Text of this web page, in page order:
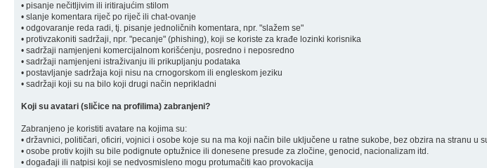
• pisanje nečitljivim ili iritirajućim stilom
• slanje komentara riječ po riječ ili chat-ovanje
• odgovaranje reda radi, tj. pisanje jednoličnih komentara, npr. "slažem se"
• protivzakoniti sadržaji, npr. "pecanje" (phishing), koji se koriste za krađe lozinki korisnika
• sadržaji namjenjeni komercijalnom korišćenju, posredno i neposredno
• sadržaji namjenjeni istraživanju ili prikupljanju podataka
• postavljanje sadržaja koji nisu na crnogorskom ili engleskom jeziku
• sadržaji koji su na bilo koji drugi način neprikladni
Koji su avatari (sličice na profilima) zabranjeni?
Zabranjeno je koristiti avatare na kojima su:
• državnici, političari, oficiri, vojnici i osobe koje su na ma koji način bile uključene u ratne sukobe, bez obzira na stranu u
• osobe protiv kojih su bile podignute optužnice ili donesene presude za zločine, genocid, nacionalizam itd.
• događaji ili natpisi koji se nedvosmisleno mogu protumačiti kao provokacija